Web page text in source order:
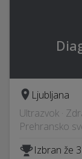
Ljubljana
Ultrazvok ·
Prehransko
Izbran že